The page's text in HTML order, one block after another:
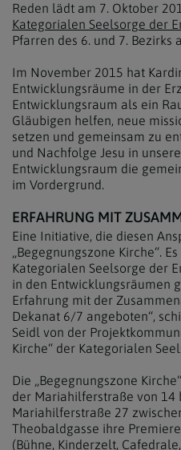
Reden lädt am 7. Oktober
Kategorialen Seelsorge der
Pfarren des 6. und 7. Bezirks
Im November 2015 hat
Entwicklungsräume in der
Entwicklungsraum als ein
Gläubigen helfen, neue
setzen und gemeinsam zu
und Nachfolge Jesu in
Entwicklungsraum die
im Vordergrund.
ERFAHRUNG MIT
Eine Initiative, die diesen
„Begegnungszone Kirche“.
Kategorialen Seelsorge der
in den Entwicklungsräumen
Erfahrung mit der
Dekanat 6/7 angeboten“,
Seidl von der
Kirche“ der Kategorialen
Die „Begegnungszone
der Mariahilferstraße von 14
Mariahilferstraße 27
Theobaldgasse ihre
(Bühne, Kinderzelt,